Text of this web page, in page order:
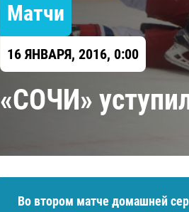
Матчи
16 ЯНВАРЯ, 2016, 0:00
«СОЧИ»
Во втором матче домашней